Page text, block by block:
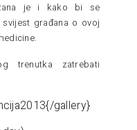
je i kako bi se
građana o ovoj
trenutka zatrebati
gallery}